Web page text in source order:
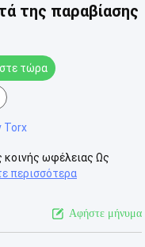
της παραβίασης
τώρα
Torx
κοινής ωφέλειας Ως
περισσότερα
Αφήστε μήνυμα